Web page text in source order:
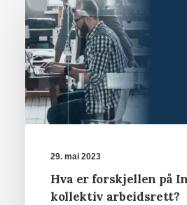
29. mai 2023
Hva er forskjellen på
kollektiv arbeidsrett?